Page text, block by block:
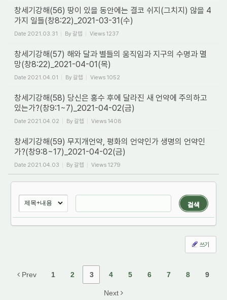
창세기강해(56) 땅이 있을 동안에는 결코 쉬지(그치지) 않을 4
가지 일들(창8:22)_2021-03-31(수)
Date 2021.03.31 By갈렙 Views 1237
창세기강해(57) 해와 달과 별들의 움직임과 지구의 수명과 멸
망(창8:22)_2021-04-01(목)
Date 2021.04.01 By갈렙 Views 1052
창세기강해(58) 당신은 홍수 후에 달라진 새 언약에 주의하고
있는가?(창9:1~7)_2021-04-02(금)
Date 2021.04.02 By갈렙 Views 1408
창세기강해(59) 무지개언약, 평화의 언약인가 생명의 언약인
가?(창9:8~17)_2021-04-02(금)
Date 2021.04.03 By갈렙 Views 1279
검색
쓰기
Prev 1 2 3 4 5 6 7 8 9
Next